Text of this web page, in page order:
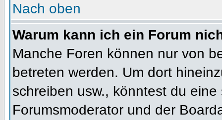
Nach oben
Warum kann ich ein Forum
Manche Foren können nur von
betreten werden. Um dort
schreiben usw., könntest du
Forumsmoderator und der